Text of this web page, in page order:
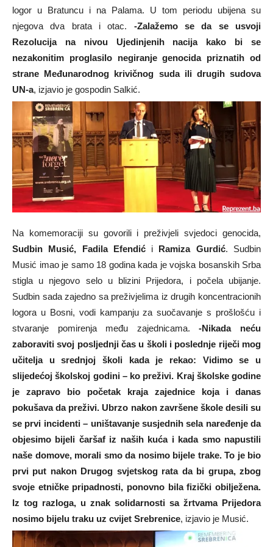
logor u Bratuncu i na Palama. U tom periodu ubijena su
njegova dva brata i otac. -Zalažemo se da se usvoji
Rezolucija na nivou Ujedinjenih nacija kako bi se
nezakonitim proglasilo negiranje genocida priznatih od
strane Međunarodnog krivičnog suda ili drugih sudova
UN-a, izjavio je gospodin Salkić.
Na komemoraciji su govorili i preživjeli svjedoci genocida,
Sudbin Musić, Fadila Efendići Ramiza Gurdić. Sudbin
Musić imao je samo 18 godina kada je vojska bosanskih Srba
stigla u njegovo selo u blizini Prijedora, i počela ubijanje.
Sudbin sada zajedno sa preživjelima iz drugih koncentracionih
logora u Bosni, vodi kampanju za suočavanje s prošlošću i
stvaranje pomirenja među zajednicama.-Nikada neću
zaboraviti svoj posljednji čas u školi i poslednje riječi mog
učitelja u srednjoj školi kada je rekao: Vidimo se u
slijedećoj školskoj godini – ko preživi. Kraj školske godine
je zapravo bio početak kraja zajednice koja i danas
pokušava da preživi. Ubrzo nakon završene škole desili su
se prvi incidenti – uništavanje susjednih sela naređenje da
objesimo bijeli čaršaf iz naših kuća i kada smo napustili
naše domove, morali smo da nosimo bijele trake. To je bio
prvi put nakon Drugog svjetskog rata da bi grupa, zbog
svoje etničke pripadnosti, ponovno bila fizički obilježena.
Iz tog razloga, u znak solidarnosti sa žrtvama Prijedora
nosimo bijelu traku uz cvijet Srebrenice, izjavio je Musić.